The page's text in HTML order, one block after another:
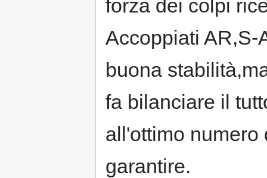
forza dei colpi
Accoppiati AR,S-
buona
fa bilanciare il
all'ottimo
garantire.